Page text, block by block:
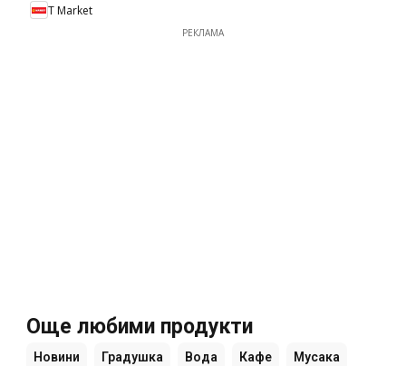
T Market
РЕКЛАМА
Още любими продукти
Новини Градушка Вода Кафе Мусака